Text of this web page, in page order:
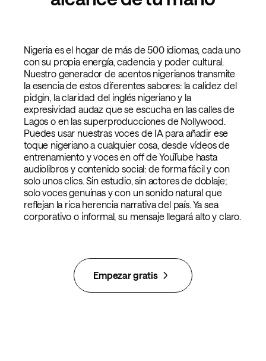
Nigeria es el hogar de más de 500 idiomas, cada uno
con su propia energía, cadencia y poder cultural.
Nuestro generador de acentos nigerianos transmite
la esencia de estos diferentes sabores: la calidez del
pidgin, la claridad del inglés nigeriano y la
expresividad audaz que se escucha en las calles de
Lagos o en las superproducciones de Nollywood.
Puedes usar nuestras voces de IA para añadir ese
toque nigeriano a cualquier cosa, desde vídeos de
entrenamiento y voces en off de YouTube hasta
audiolibros y contenido social: de forma fácil y con
solo unos clics. Sin estudio, sin actores de doblaje;
solo voces genuinas y con un sonido natural que
reflejan la rica herencia narrativa del país. Ya sea
corporativo o informal, su mensaje llegará alto y claro.
Empezar gratis